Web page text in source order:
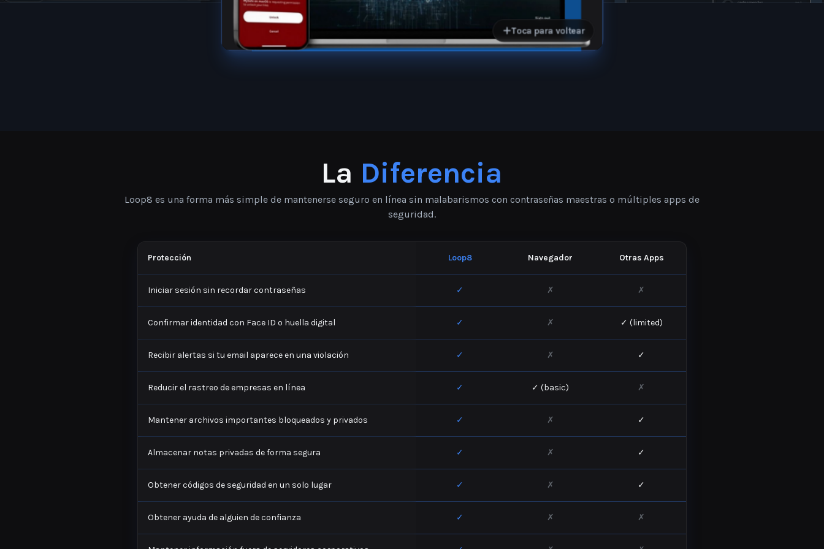
Toca para voltear
Ideal para:
Anyone who values truly private
conversations.
La Diferencia
Loop8 es una forma más simple de mantenerse seguro en línea sin malabarismos con contraseñas maestras o múltiples apps de
Protección Loop8 Navegador Otras Apps
Iniciar sesión sin recordar contraseñas ✓ ✗ ✗
Confirmar identidad con Face ID o huella digital ✓ ✗ ✓ (limited)
Recibir alertas si tu email aparece en una violación ✓ ✗ ✓
Reducir el rastreo de empresas en línea ✓ ✓ (basic) ✗
Mantener archivos importantes bloqueados y privados ✓ ✗ ✓
Almacenar notas privadas de forma segura ✓ ✗ ✓
Obtener códigos de seguridad en un solo lugar ✓ ✗ ✓
Obtener ayuda de alguien de confianza ✓ ✗ ✗